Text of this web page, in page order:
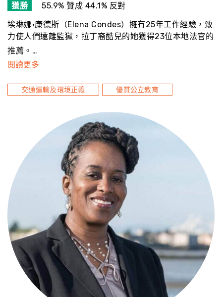
獲勝 55.9% 贊成 44.1% 反對
埃琳娜·康德斯（Elena Condes）擁有25年工作經驗，致
力使人們遠離監獄，拉丁裔酷兒的她獲得23位本地法官的
推薦。…
閱讀更多
交通運輸及環境正義 優質公立教育